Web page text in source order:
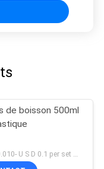
de boisson 500ml
U S D 0.010- U S D 0.1 per set MOQ:ensemble 5000